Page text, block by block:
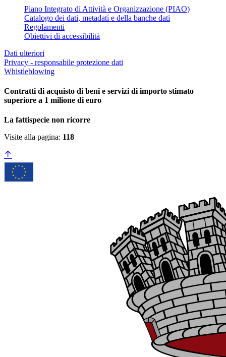
Piano Integrato di Attività e Organizzazione (PIAO)
Catalogo dei dati, metadati e della banche dati
Regolamenti
Obiettivi di accessibilità
Dati ulteriori
Privacy - responsabile protezione dati
Whistleblowing
Contratti di acquisto di beni e servizi di importo stimato
superiore a 1 milione di euro
La fattispecie non ricorre
Visite alla pagina: 118